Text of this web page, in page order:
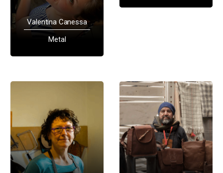
Valentina Canessa
Metal